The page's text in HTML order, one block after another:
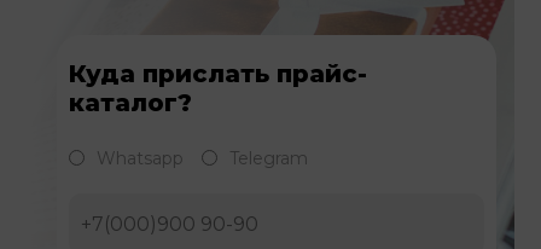
Куда прислать прайс-
каталог?
Whatsapp Telegram